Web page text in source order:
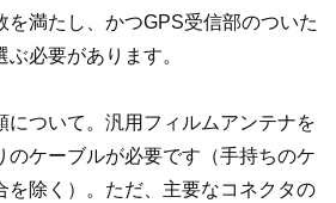
を満たし、かつGPS受信部のついた
必要があります。
について。汎用フィルムアンテナを
のケーブルが必要です（手持ちのケ
を除く）。ただ、主要なコネクタの